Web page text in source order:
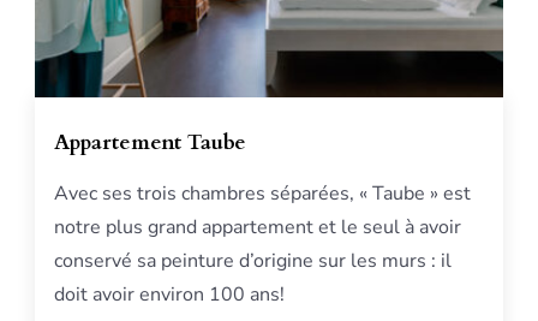
Appartement Taube
Avec ses trois chambres séparées, « Taube » est
notre plus grand appartement et le seul à avoir
conservé sa peinture d’origine sur les murs : il
doit avoir environ 100 ans!